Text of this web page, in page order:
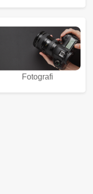
Fotografi